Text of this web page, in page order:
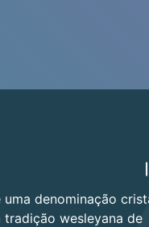
denominação
wesleyana de